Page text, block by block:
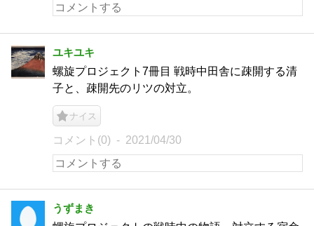
ユキユキ
螺旋プロジェクト7冊目 戦時中田舎に疎開する清
子と、疎開先のリツの対立。
ナイス
コメント(0) 2021/04/30
うずまき